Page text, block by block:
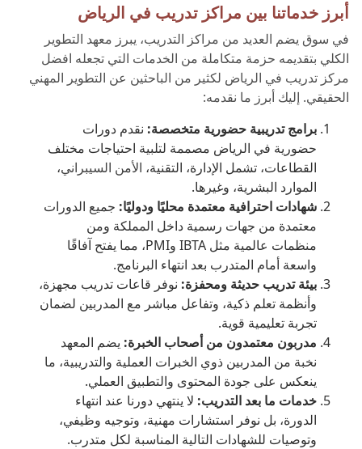
أبرز خدماتنا بين مراكز تدريب في الرياض
في سوق يضم العديد من مراكز التدريب، يبرز معهد التطوير
الكلي بتقديمه حزمة متكاملة من الخدمات التي تجعله افضل
مركز تدريب في الرياض لكثير من الباحثين عن التطوير المهني
الحقيقي. إليك أبرز ما نقدمه:
برامج تدريبية حضورية متخصصة: نقدم دورات
حضورية في الرياض مصممة لتلبية احتياجات مختلف
القطاعات، تشمل الإدارة، التقنية، الأمن السيبراني،
الموارد البشرية، وغيرها.
شهادات احترافية معتمدة محليًا ودوليًا: جميع الدورات
معتمدة من جهات رسمية داخل المملكة ومن
منظمات عالمية مثل IBTA وPMI، مما يفتح آفاقًا
واسعة أمام المتدرب بعد انتهاء البرنامج.
بيئة تدريب حديثة ومحفزة: نوفر قاعات تدريب مجهزة،
وأنظمة تعلم ذكية، وتفاعل مباشر مع المدربين لضمان
تجربة تعليمية قوية.
مدربون معتمدون من أصحاب الخبرة: يضم المعهد
نخبة من المدربين ذوي الخبرات العملية والتدريبية، ما
ينعكس على جودة المحتوى والتطبيق العملي.
خدمات ما بعد التدريب: لا ينتهي دورنا عند انتهاء
الدورة، بل نوفر استشارات مهنية، وتوجيه وظيفي،
وتوصيات للشهادات التالية المناسبة لكل متدرب.